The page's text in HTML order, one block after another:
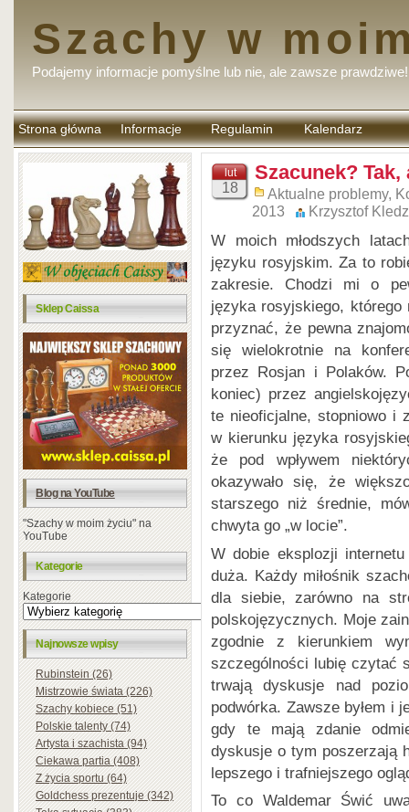
Szachy w
Podajemy informacje pomyślne lub nie, ale zawsze prawdziwe!
Strona główna Informacje Regulamin
komentarzy
Kalendarz
Sklep Caissa
Blog na YouTube
"Szachy w moim życiu" na
YouTube
Kategorie
Kategorie
Najnowsze wpisy
Rubinstein (26)
Mistrzowie świata (226)
Szachy kobiece (51)
Polskie talenty (74)
Artysta i szachista (94)
Ciekawa partia (408)
Z życia sportu (64)
Goldchess prezentuje (342)
lut
18
Szacunek?
Aktualne problemy,
2013
Krzysztof
W moich młodszych
języku rosyjskim. Za to
zakresie. Chodzi mi o
języka rosyjskiego, którego
przyznać, że pewna
się wielokrotnie na
przez Rosjan i Polaków.
koniec) przez
te nieoficjalne, stopniowo i
w kierunku języka
że pod wpływem
okazywało się, że
starszego niż średnie,
chwyta go „w locie”.
W dobie eksplozji
duża. Każdy miłośnik
dla siebie, zarówno na
polskojęzycznych. Moje
zgodnie z kierunkiem
szczególności lubię czytać
trwają dyskusje nad
podwórka. Zawsze byłem i
gdy te mają zdanie
dyskusje o tym poszerzają
lepszego i trafniejszego
To co Waldemar Świć